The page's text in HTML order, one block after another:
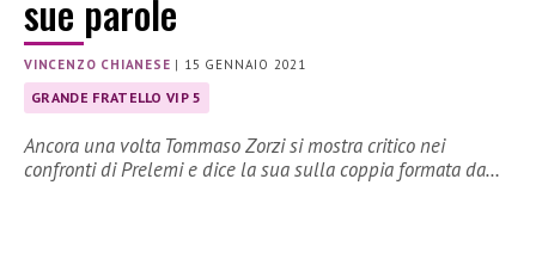
sue parole
VINCENZO CHIANESE | 15 GENNAIO 2021
GRANDE FRATELLO VIP 5
Ancora una volta Tommaso Zorzi si mostra critico nei
confronti di Prelemi e dice la sua sulla coppia formata da…